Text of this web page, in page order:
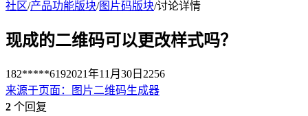
社区/产品功能版块/图片码版块/讨论详情
现成的二维码可以更改样式吗？
182*****6192021年11月30日 2256
来源于页面 ：
图片二维码生成器
2 个回复